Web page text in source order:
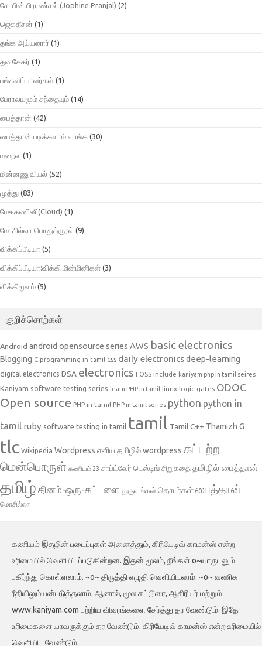
சோபின் பிராண்சல் (Jophine Pranjal) (2)
ஜெகதீசன் (1)
தங்க அய்யனார் (1)
தனசேகர் (1)
பங்களிப்பாளர்கள் (1)
பேராலயமும் சந்தையும் (14)
பைத்தான் (42)
பைத்தான் படிக்கலாம் வாங்க (30)
மறைவு (1)
மின்னணுவியல் (52)
முத்து (83)
மேககணினி(Cloud) (1)
மோசில்லா பொதுக்குரல் (9)
விக்கிப்பீடியா (5)
விக்கிப்பீடியா:விக்கி மின்மினிகள் (3)
விக்கிமூலம் (5)
குறிச்சொற்கள்
Android android opensource series AWS basic electronics
Blogging C programming in tamil css daily electronicsdeep-learning
digital electronics DSA electronics FOSS include kaniyam php in tamil seires
Kaniyam software testing series learn PHP in tamil linux logic gates ODOC
Open source PHP in tamil PHP in tamil series python python in
tamil ruby software testing in tamil tamil Tamil C++ Thamizh G
tlc Wikipedia Wordpress எளிய தமிழில் wordpress கட்டற்ற
மென்பொருள் கணியம் 23 சாப்ட்வேர் டெஸ்டிங் சிறுகதை தமிழில் பைத்தான்
தமிழ் தினம்-ஒரு-கட்டளை துருவங்கள் தொடர்கள்பைத்தான்
மொசில்லா
கணியம் இதழின் படைப்புகள் அனைத்தும், கிரியேடிவ் காமன்ஸ் என்ற
உரிமையில் வெளியிடப்படுகின்றன. இதன் மூலம், நீங்கள் o~யாருடனும்
பகிர்ந்து கொள்ளலாம். ~o~ திருத்தி எழுதி வெளியிடலாம். ~o~ வணிக
ரீதியிலும்யன்படுத்தலாம். ஆனால், மூல கட்டுரை, ஆசிரியர் மற்றும்
www.kaniyam.com பற்றிய விவரங்களை சேர்த்து தர வேண்டும். இதே
உரிமைகளை யாவருக்கும் தர வேண்டும். கிரியேடிவ் காமன்ஸ் என்ற உரிமையில்
வெளியிட வேண்டும்.